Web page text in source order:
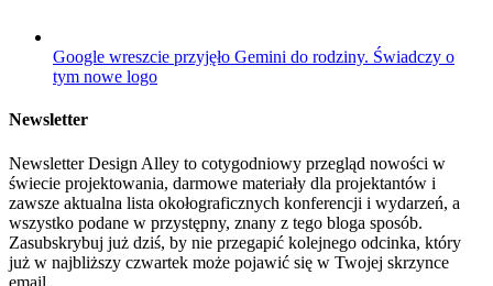
Google wreszcie przyjęło Gemini do rodziny. Świadczy o
tym nowe logo
Newsletter
Newsletter Design Alley to cotygodniowy przegląd nowości w
świecie projektowania, darmowe materiały dla projektantów i
zawsze aktualna lista okołograficznych konferencji i wydarzeń, a
wszystko podane w przystępny, znany z tego bloga sposób.
Zasubskrybuj już dziś, by nie przegapić kolejnego odcinka, który
już w najbliższy czwartek może pojawić się w Twojej skrzynce
email.